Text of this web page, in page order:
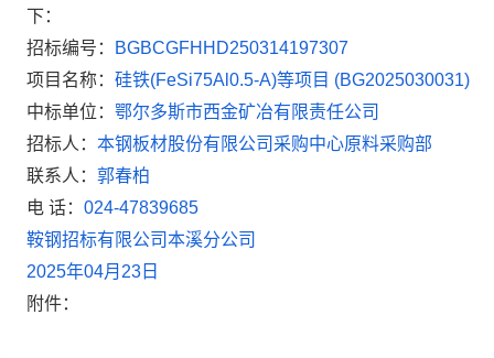
下：
招标编号：
BGBCGFHHD250314197307
项目名称： 硅铁(FeSi75Al0.5-A)等项目 (BG2025030031)
中标单位： 鄂尔多斯市西金矿冶有限责任公司
招标人： 本钢板材股份有限公司采购中心原料采购部
联系人： 郭春柏
电 话： 024-47839685
鞍钢招标有限公司本溪分公司
2025年04月 23 日
附件：